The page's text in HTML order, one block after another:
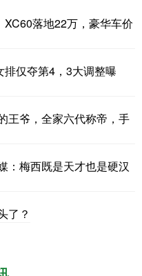
落地22万，豪华车价
仅夺第4，3大调整曝
王爷，全家六代称帝，手
：梅西既是天才也是硬汉
了？